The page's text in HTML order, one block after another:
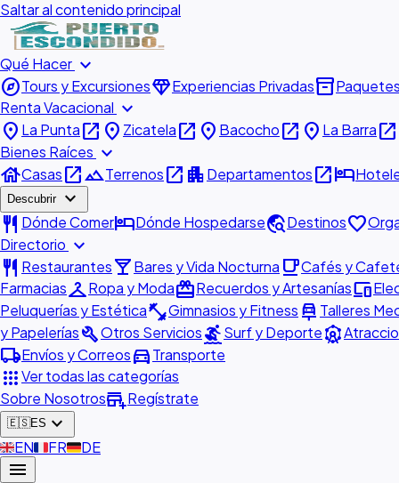
Saltar al contenido principal
Qué Hacer expand_more
exploreTours y ExcursionesdiamondExperiencias Privadasinventory_2Paquetes
Renta Vacacional expand_more
place La Puntaopen_in_new place Zicatelaopen_in_new place Bacochoopen_in_new place La Barraopen_in_new
Bienes Raíces expand_more
houseCasasopen_in_newlandscapeTerrenosopen_in_new apartmentDepartamentosopen_in_newhotel
Descubrir expand_more
restaurant Dónde ComerhotelDónde Hospedarsetravel_exploreDestinosfavorite
Directorio expand_more
restaurant Restauranteslocal_barBares y Vida Nocturna local_cafeCafés y
FarmaciascheckroomRopa y ModaredeemRecuerdos y Artesaníasdevices
Peluquerías y Estéticafitness_centerGimnasios y Fitness car_repair Talleres
y PapeleríasbuildOtros ServiciossurfingSurf y Deporteattractions
local_shippingEnvíos y Correosdirections_carTransporte
appsVer todas las categorías
Sobre Nosotrosadd_businessRegístrate
🇪🇸ES expand_more
🇬🇧EN🇫🇷FR🇩🇪DE
menu